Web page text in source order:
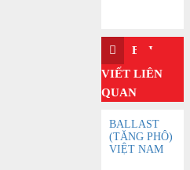
BÀI
VIẾT LIÊN
QUAN
BALLAST
(TĂNG PHÔ)
VIỆT NAM